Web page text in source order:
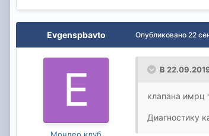
Evgenspbavto Опубликовано 22
В
клапана имрц
Диагностику